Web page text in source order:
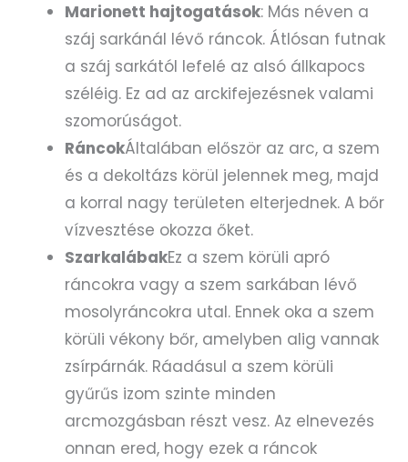
Marionett hajtogatások: Más néven a
száj sarkánál lévő ráncok. Átlósan futnak
a száj sarkától lefelé az alsó állkapocs
széléig. Ez ad az arckifejezésnek valami
szomorúságot.
RáncokÁltalában először az arc, a szem
és a dekoltázs körül jelennek meg, majd
a korral nagy területen elterjednek. A bőr
vízvesztése okozza őket.
SzarkalábakEz a szem körüli apró
ráncokra vagy a szem sarkában lévő
mosolyráncokra utal. Ennek oka a szem
körüli vékony bőr, amelyben alig vannak
zsírpárnák. Ráadásul a szem körüli
gyűrűs izom szinte minden
arcmozgásban részt vesz. Az elnevezés
onnan ered, hogy ezek a ráncok